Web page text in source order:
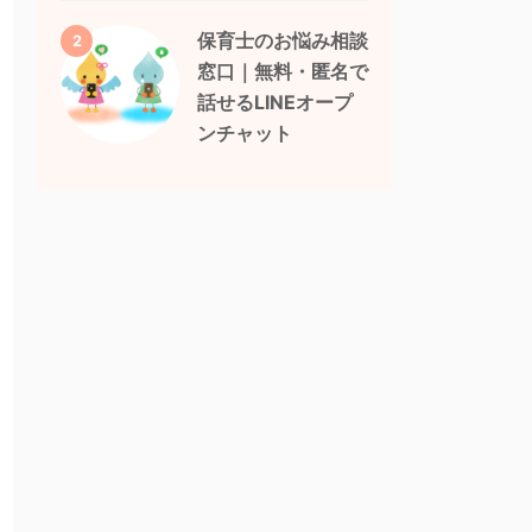
2
保育士のお悩み相談
窓口｜無料・匿名で
話せるLINEオープ
ンチャット